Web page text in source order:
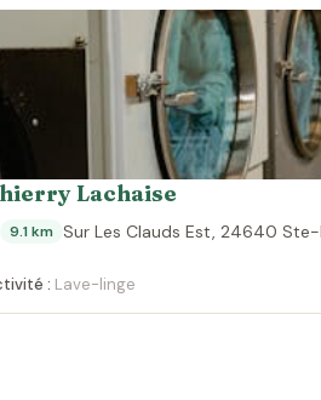
Lachaise
9.1 km Sur Les Clauds Est, 24640 Ste-
: Lave-linge